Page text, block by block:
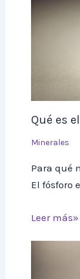
Qué es
Minerales
Para qué
El fósforo
Leer más»